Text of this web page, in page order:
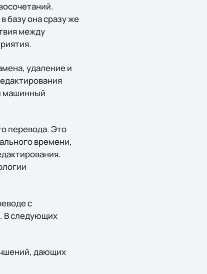
базу она сразу же
между
удаление и
машинный
перевода. Это
времени,
с
В следующих
дающих